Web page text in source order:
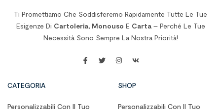
Ti Promettiamo Che Soddisferemo Rapidamente Tutte Le Tue
Esigenze Di Cartoleria, Monouso E Carta– Perché Le Tue
Necessità Sono Sempre La Nostra Priorità!
CATEGORIA
Personalizzabili Con Il Tuo
SHOP
Personalizzabili Con Il Tuo